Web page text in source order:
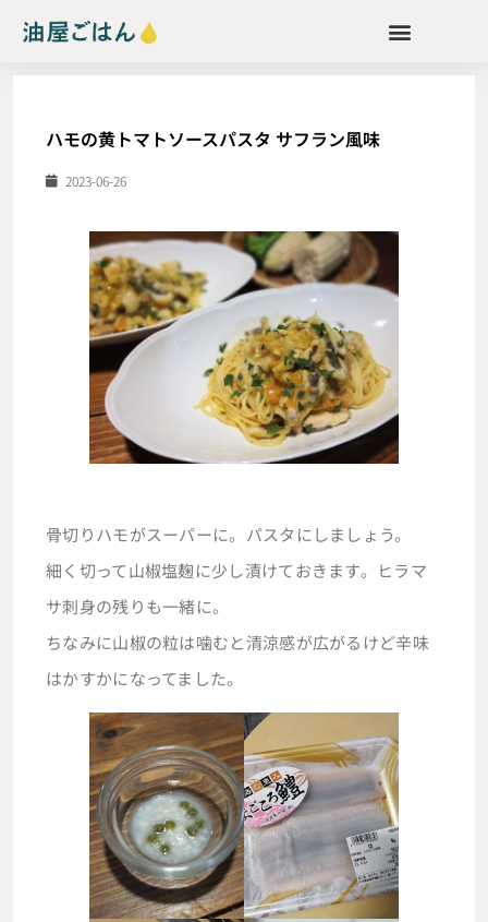
ハモの黄トマトソースパスタ サフラン風味
2023-06-26
骨切りハモがスーパーに。パスタにしましょう。
細く切って山椒塩麹に少し漬けておきます。ヒラマ
サ刺身の残りも一緒に。
ちなみに山椒の粒は噛むと清涼感が広がるけど辛味
はかすかになってました。